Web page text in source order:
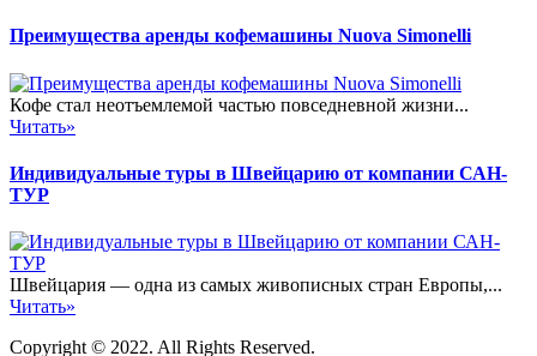
Преимущества аренды кофемашины Nuova Simonelli
Кофе стал неотъемлемой частью повседневной жизни...
Читать»
Индивидуальные туры в Швейцарию от компании САН-
ТУР
Швейцария — одна из самых живописных стран Европы,...
Читать»
Copyright © 2022. All Rights Reserved.